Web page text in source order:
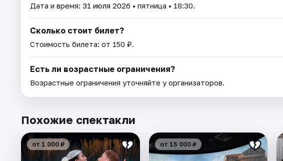
Дата и время: 31 июля 2026 • пятница • 18:30.
Сколько стоит билет?
Стоимость билета: от 150 ₽.
Есть ли возрастные ограничения?
Возрастные ограничения уточняйте у организаторов.
Похожие спектакли
от 1 000 ₽ от 15 000 ₽